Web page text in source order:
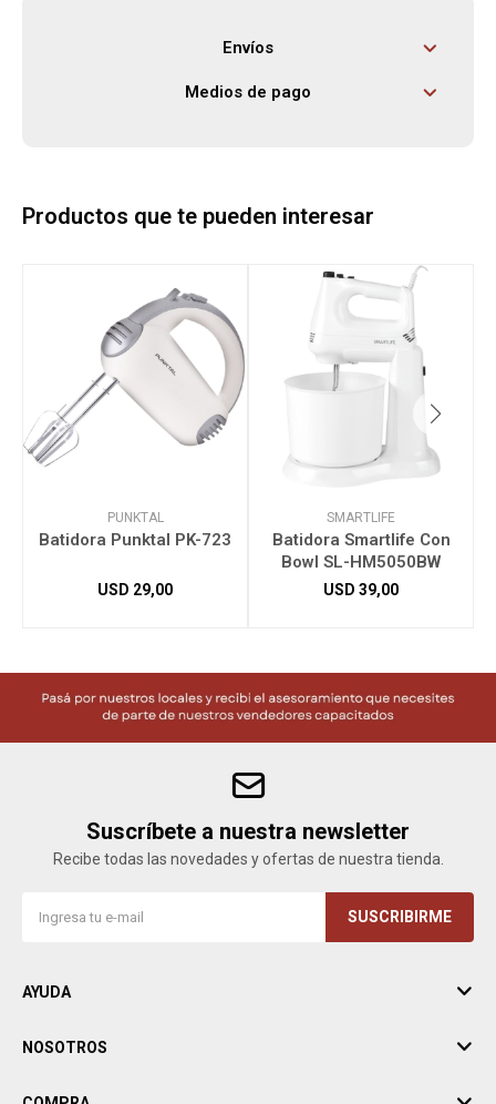
Envíos
Medios de pago
Productos que te pueden interesar
PUNKTAL
Batidora Punktal PK-723
USD 29,00
SMARTLIFE
Batidora Smartlife Con
Bowl SL-HM5050BW
USD 39,00
Suscríbete a nuestra newsletter
Recibe todas las novedades y ofertas de nuestra tienda.
SUSCRIBIRME
AYUDA
NOSOTROS